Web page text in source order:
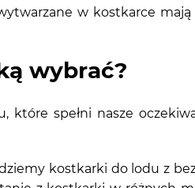
w kostkarce
wybrać?
które spełni nasze
kostkarki do lodu z